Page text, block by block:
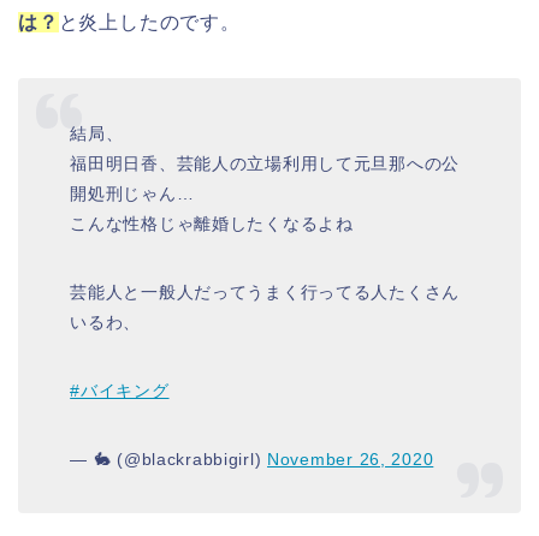
は？ と炎上したのです。
結局、
福田明日香、芸能人の立場利用して元旦那への公
開処刑じゃん…
こんな性格じゃ離婚したくなるよね
芸能人と一般人だってうまく行ってる人たくさん
いるわ、
#バイキング
— 🐇 (@blackrabbigirl) November 26, 2020